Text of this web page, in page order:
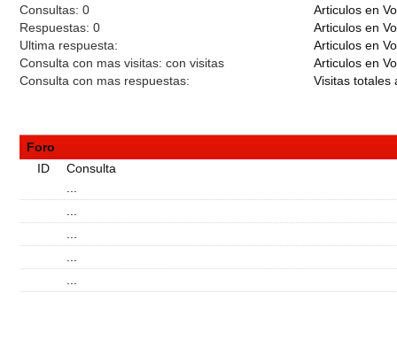
Consultas: 0
Respuestas: 0
Ultima respuesta:
Consulta con mas visitas: con visitas
Consulta con mas respuestas:
Articulos en
Articulos en
Articulos en
Articulos en
Visitas totales
Foro
ID
Consulta